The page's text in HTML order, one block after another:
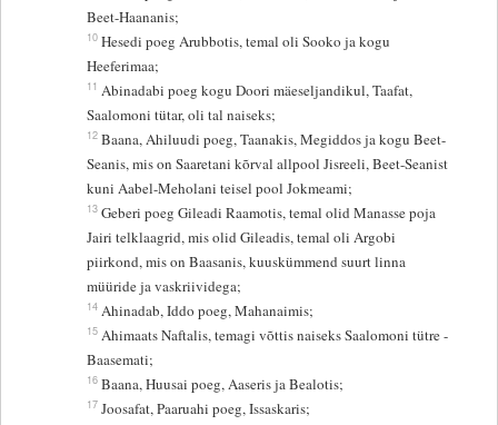
Beet-Haananis;
10 Hesedi poeg Arubbotis, temal oli Sooko ja kogu
Heeferimaa;
11 Abinadabi poeg kogu Doori mäeseljandikul, Taafat,
Saalomoni tütar, oli tal naiseks;
12 Baana, Ahiluudi poeg, Taanakis, Megiddos ja kogu Beet-
Seanis, mis on Saaretani kõrval allpool Jisreeli, Beet-Seanist
kuni Aabel-Meholani teisel pool Jokmeami;
13 Geberi poeg Gileadi Raamotis, temal olid Manasse poja
Jairi telklaagrid, mis olid Gileadis, temal oli Argobi
piirkond, mis on Baasanis, kuuskümmend suurt linna
müüride ja vaskriividega;
14 Ahinadab, Iddo poeg, Mahanaimis;
15 Ahimaats Naftalis, temagi võttis naiseks Saalomoni tütre -
Baasemati;
16 Baana, Huusai poeg, Aaseris ja Bealotis;
17 Joosafat, Paaruahi poeg, Issaskaris;